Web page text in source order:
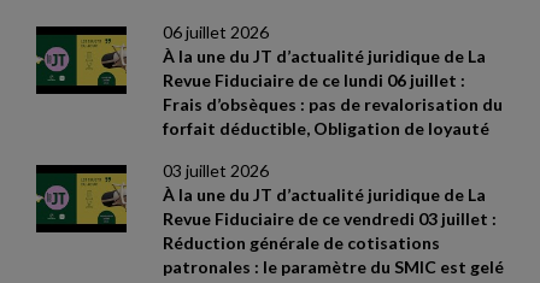
10 juin 2026, n° 24
de rétractation : allègement des
sanctions pénales. Sources et références
par ordre d’apparition à l’écran :- Réponse
ministérielle Aviragnet n° 4213, JO
Assemblée nationale du 12 mai 2026-
www.travail- emploi.gouv.fr, fiche «
L’activité partielle » (version au 25 juin
2026)
06 juillet 2026
À la une du JT d’actualité juridique de La
Revue Fiduciaire de ce lundi 06 juillet :
Frais d’obsèques : pas de revalorisation du
forfait déductible, Obligation de loyauté
canicule peut justifier le recours à
l'activité partielle. Sources et références
par ordre d’apparition à l’écran :- Réponse
ministérielle Aviragnet n° 4213, JO
Assemblée nationale du 12 mai 2026-
03 juillet 2026
À la une du JT d’actualité juridique de La
Revue Fiduciaire de ce vendredi 03 juillet :
Réduction générale de cotisations
patronales : le paramètre du SMIC est gelé